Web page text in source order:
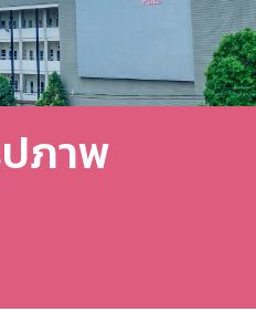
ปภาพ